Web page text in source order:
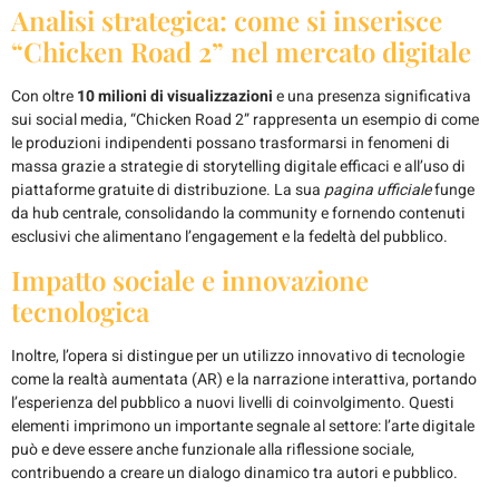
Analisi strategica: come si inserisce
“Chicken Road 2” nel mercato digitale
Con oltre10 milioni di visualizzazionie una presenza significativa
sui social media, “Chicken Road 2” rappresenta un esempio di come
le produzioni indipendenti possano trasformarsi in fenomeni di
massa grazie a strategie di storytelling digitale efficaci e all’uso di
piattaforme gratuite di distribuzione. La suapagina ufficialefunge
da hub centrale, consolidando la community e fornendo contenuti
esclusivi che alimentano l’engagement e la fedeltà del pubblico.
Impatto sociale e innovazione
tecnologica
Inoltre, l’opera si distingue per un utilizzo innovativo di tecnologie
come la realtà aumentata (AR) e la narrazione interattiva, portando
l’esperienza del pubblico a nuovi livelli di coinvolgimento. Questi
elementi imprimono un importante segnale al settore: l’arte digitale
può e deve essere anche funzionale alla riflessione sociale,
contribuendo a creare un dialogo dinamico tra autori e pubblico.